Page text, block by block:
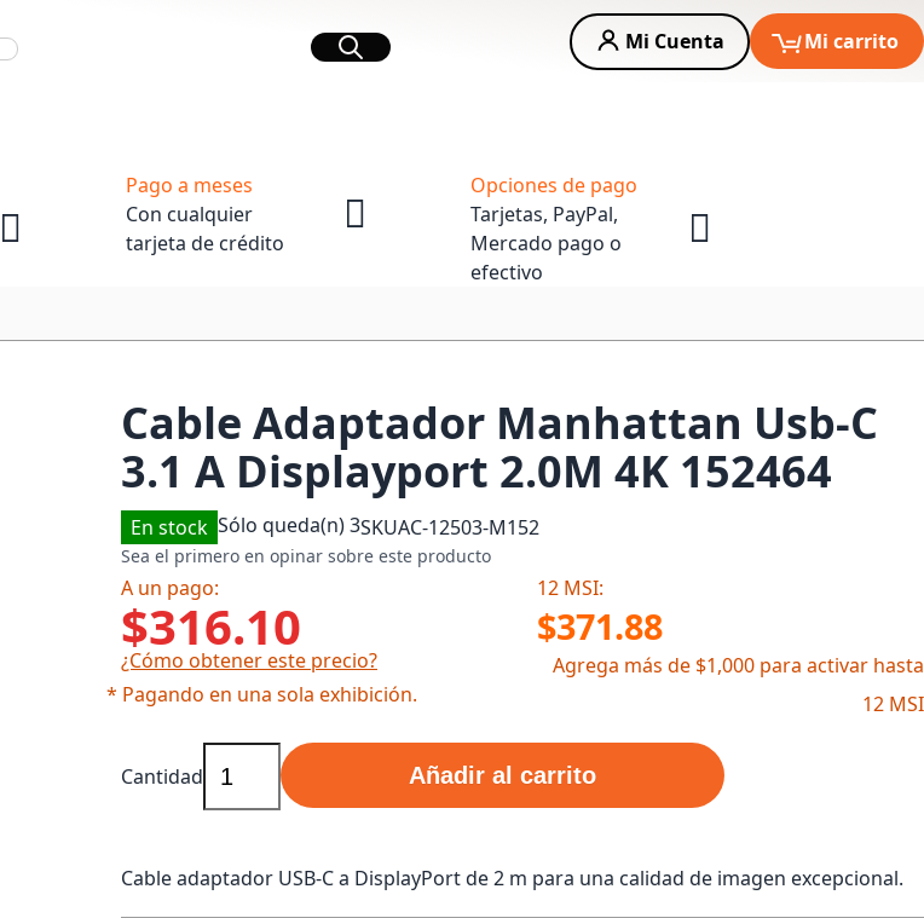
Buscar
Mi Cuenta Mi carrito
Pago a meses
Con cualquier
tarjeta de crédito
Opciones de pago
Tarjetas, PayPal,
Mercado pago o
efectivo
Cable Adaptador Manhattan Usb-C
3.1 A Displayport 2.0M 4K 152464
En stock Sólo queda(n)3SKUAC-12503-M152
Sea el primero en opinar sobre este producto
A un pago: 12 MSI:
$316.10 $371.88
¿Cómo obtener este precio?
* Pagando en una sola exhibición.
Agrega más de $1,000 para activar hasta
12 MSI
Cantidad Añadir al carrito
Cable adaptador USB-C a DisplayPort de 2 m para una calidad de imagen excepcional.